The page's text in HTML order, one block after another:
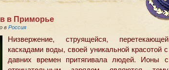
в Приморье
в Россия
Низвержение, струящейся, перетекающей
каскадами воды, своей уникальной красотой с
давних времен притягивала людей. Ионы с